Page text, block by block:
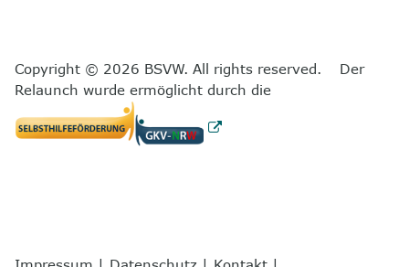
Copyright © 2026 BSVW. All rights reserved. Der
Relaunch wurde ermöglicht durch die